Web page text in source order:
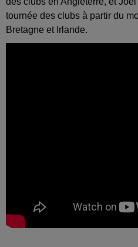
tournée des clubs à partir du
Bretagne et Irlande.